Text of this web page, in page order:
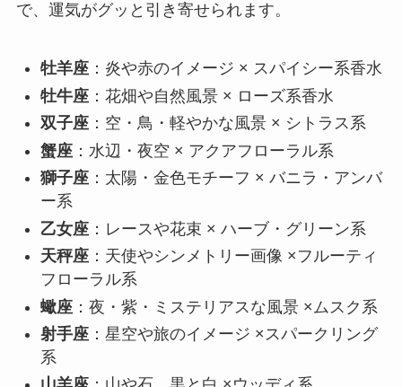
で、運気がグッと引き寄せられます。
牡羊座：炎や赤のイメージ × スパイシー系香水
牡牛座：花畑や自然風景 × ローズ系香水
双子座：空・鳥・軽やかな風景 × シトラス系
蟹座：水辺・夜空 × アクアフローラル系
獅子座：太陽・金色モチーフ × バニラ・アンバ
ー系
乙女座：レースや花束 × ハーブ・グリーン系
天秤座：天使やシンメトリー画像 ×フルーティ
フローラル系
蠍座：夜・紫・ミステリアスな風景 ×ムスク系
射手座：星空や旅のイメージ ×スパークリング
系